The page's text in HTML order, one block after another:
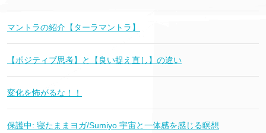
マントラの紹介【ターラマントラ】
【ポジティブ思考】と【良い捉え直し】の違い
変化を怖がるな！！
保護中: 寝たままヨガ/Sumiyo 宇宙と一体感を感じる瞑想